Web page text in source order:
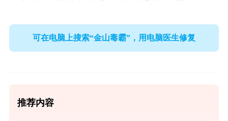
可在电脑上搜索“金山毒霸”，用电脑医生修复
推荐内容